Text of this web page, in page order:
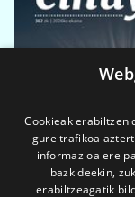
Cookieak erabiltzen
gure trafikoa
informazioa ere
bazkideekin,
erabiltzeagatik